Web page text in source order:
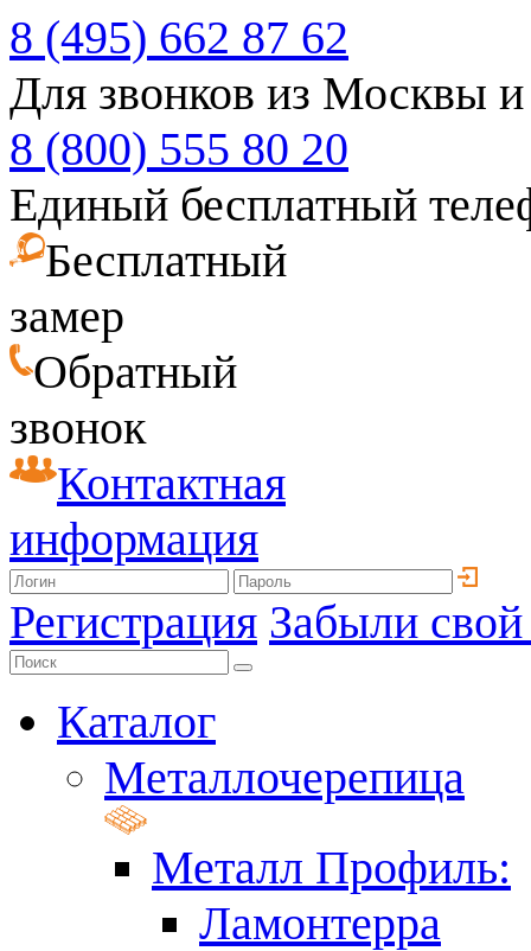
8 (495) 662 87 62
Для звонков из Москвы
8 (800) 555 80 20
Единый бесплатный
Бесплатный
замер
Обратный
звонок
Контактная
информация
Регистрация Забыли
Каталог
Металлочерепица
Металл Профиль:
Ламонтерра